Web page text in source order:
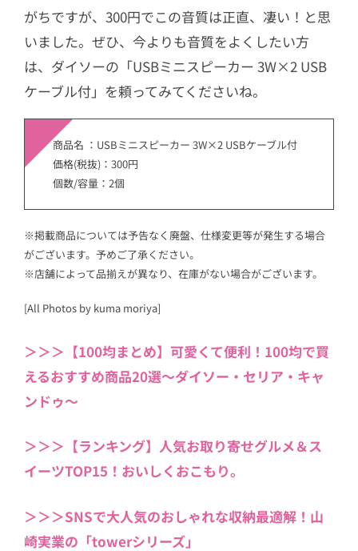
がちですが、300円でこの音質は正直、凄い！と思
いました。ぜひ、今よりも音質をよくしたい方
は、ダイソーの「USBミニスピーカー 3W×2 USB
ケーブル付」を頼ってみてくださいね。
商品名 ：USBミニスピーカー 3W×2 USBケーブル付
価格(税抜)：300円
個数/容量：2個
※掲載商品については予告なく廃盤、仕様変更等が発生する場合
がございます。予めご了承ください。
※店舗によって品揃えが異なり、在庫がない場合がございます。
[All Photos by kuma moriya]
＞＞＞【100均まとめ】可愛くて便利！100均で買
えるおすすめ商品20選〜ダイソー・セリア・キャ
ンドゥ〜
＞＞＞【ランキング】人気お取り寄せグルメ＆ス
イーツTOP15！おいしくおこもり。
＞＞＞SNSで大人気のおしゃれな収納最適解！山
崎実業の「towerシリーズ」